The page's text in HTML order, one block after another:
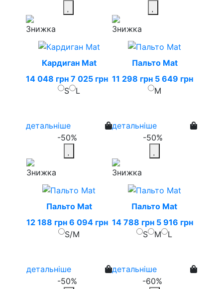
Кардиган Mat
14 048 грн 7 025 грн
S
L
детальніше
-50%
Пальто Mat
11 298 грн 5 649 грн
M
детальніше
-50%
Пальто Mat
12 188 грн 6 094 грн
S/M
детальніше
-50%
Пальто Mat
14 788 грн 5 916 грн
S
M L
детальніше
-60%